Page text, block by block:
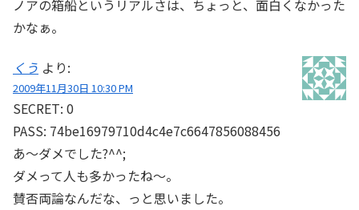
ノアの箱船というリアルさは、ちょっと、面白くなかった
かなぁ。
くう より:
2009年11月30日 10:30 PM
SECRET: 0
PASS: 74be16979710d4c4e7c6647856088456
あ～ダメでした?^^;
ダメって人も多かったね～。
賛否両論なんだな、っと思いました。